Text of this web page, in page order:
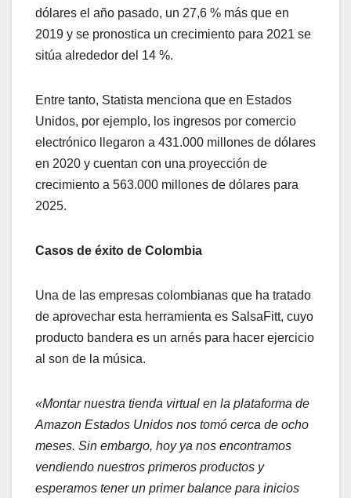
dólares el año pasado, un 27,6 % más que en
2019 y se pronostica un crecimiento para 2021 se
sitúa alrededor del 14 %.
Entre tanto, Statista menciona que en Estados
Unidos, por ejemplo, los ingresos por comercio
electrónico llegaron a 431.000 millones de dólares
en 2020 y cuentan con una proyección de
crecimiento a 563.000 millones de dólares para
2025.
Casos de éxito de Colombia
Una de las empresas colombianas que ha tratado
de aprovechar esta herramienta es SalsaFitt, cuyo
producto bandera es un arnés para hacer ejercicio
al son de la música.
«Montar nuestra tienda virtual en la plataforma de
Amazon Estados Unidos nos tomó cerca de ocho
meses. Sin embargo, hoy ya nos encontramos
vendiendo nuestros primeros productos y
esperamos tener un primer balance para inicios